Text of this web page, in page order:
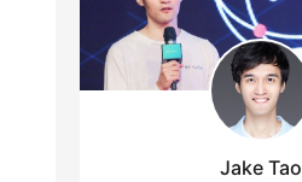
Jake Tao